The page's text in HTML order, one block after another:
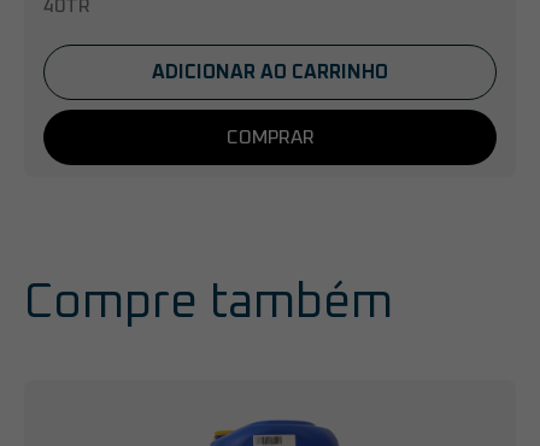
40TR
ADICIONAR AO CARRINHO
COMPRAR
Compre também